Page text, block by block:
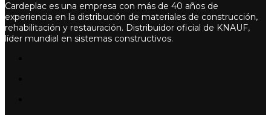
Cardeplac es una empresa con más de 40 años de
experiencia en la distribución de materiales de construcción,
rehabilitación y restauración. Distribuidor oficial de KNAUF,
líder mundial en sistemas constructivos.